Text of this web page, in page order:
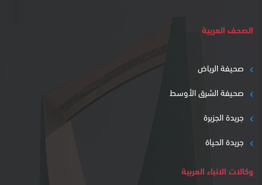
الصحف العربية
صحيفة الرياض
صحيفة الشرق الأوسط
جريدة الجزيرة
جريدة الحياة
وكالات الانباء العربية